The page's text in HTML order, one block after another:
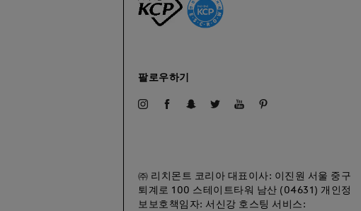
팔로우하기
㈜ 리치몬트 코리아 대표이사: 이진원 서울 중구
퇴계로 100 스테이트타워 남산 (04631) 개인정
보보호책임자: 서신강 호스팅 서비스: